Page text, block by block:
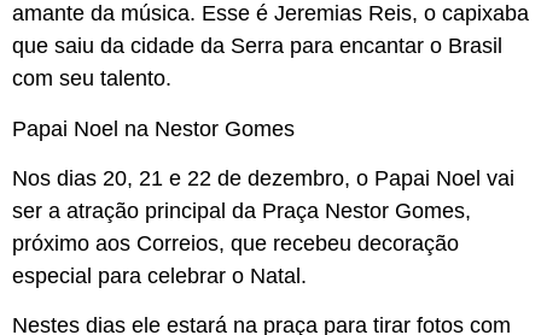
amante da música. Esse é Jeremias Reis, o capixaba
que saiu da cidade da Serra para encantar o Brasil
com seu talento.
Papai Noel na Nestor Gomes
Nos dias 20, 21 e 22 de dezembro, o Papai Noel vai
ser a atração principal da Praça Nestor Gomes,
próximo aos Correios, que recebeu decoração
especial para celebrar o Natal.
Nestes dias ele estará na praça para tirar fotos com